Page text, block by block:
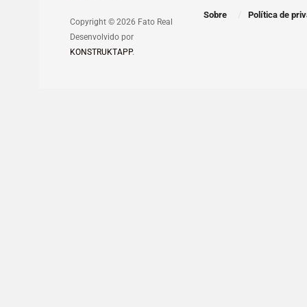
Copyright © 2026 Fato Real
Desenvolvido por
KONSTRUKTAPP.
Sobre Política de